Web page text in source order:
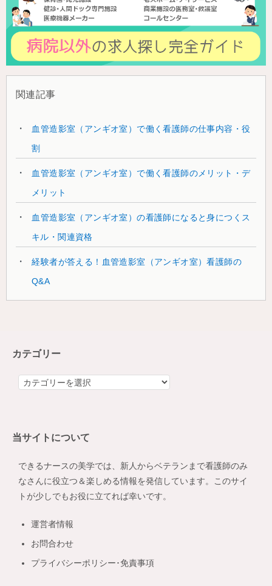
関連記事
血管造影室（アンギオ室）で働く看護師の仕事内容・役
割
血管造影室（アンギオ室）で働く看護師のメリット・デ
メリット
血管造影室（アンギオ室）の看護師になると身につくス
キル・関連資格
経験者が答える！血管造影室（アンギオ室）看護師の
Q&A
カテゴリー
カ
ー
当サイトについて
できるナースの美学では、新人からベテランまで看護師のみ
なさんに役立つ＆楽しめる情報を発信しています。このサイ
トが少しでもお役に立てれば幸いです。
運営者情報
お問合わせ
プライバシーポリシー･免責事項